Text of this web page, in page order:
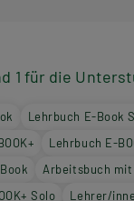
1 für die
Lehrbuch E-Book
Lehrbuch E-
Arbeitsbuch mit
Solo
Lehrer/